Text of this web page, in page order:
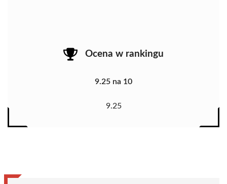
Ocena w rankingu
9.25 na 10
9.25